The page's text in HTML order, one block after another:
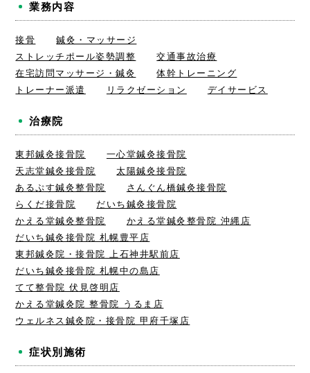
業務内容
接骨
鍼灸・マッサージ
ストレッチポール姿勢調整
交通事故治療
在宅訪問マッサージ・鍼灸
体幹トレーニング
トレーナー派遣
リラクゼーション デイサービス
治療院
東邦鍼灸接骨院
一心堂鍼灸接骨院
天志堂鍼灸接骨院
太陽鍼灸接骨院
あるぷす鍼灸整骨院
さんぐん橋鍼灸接骨院
らくだ接骨院
だいち鍼灸接骨院
かえる堂鍼灸整骨院
かえる堂鍼灸整骨院 沖縄店
だいち鍼灸接骨院 札幌豊平店
東邦鍼灸院・接骨院 上石神井駅前店
だいち鍼灸接骨院 札幌中の島店
てて整骨院 伏見啓明店
かえる堂鍼灸院 整骨院 うるま店
ウェルネス鍼灸院・接骨院 甲府千塚店
症状別施術